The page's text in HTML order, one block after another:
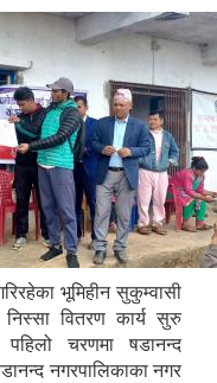
भूमिहीन सुकुम्वासी
निस्सा वितरण कार्य सुरु
चरणमा षडानन्द
नगरपालिकाका नगर